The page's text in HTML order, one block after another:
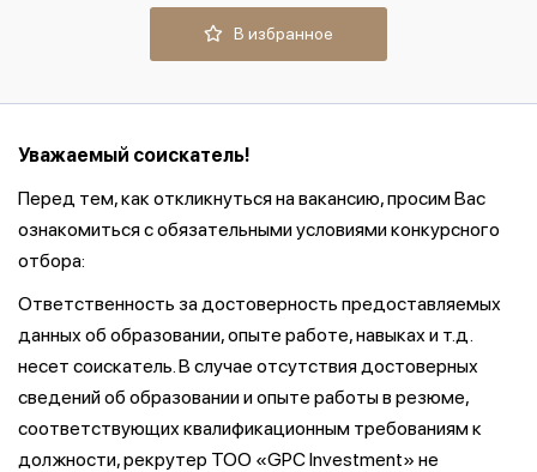
В избранное
Уважаемый соискатель!
Перед тем, как откликнуться на вакансию, просим Вас
ознакомиться с обязательными условиями конкурсного
отбора:
Ответственность за достоверность предоставляемых
данных об образовании, опыте работе, навыках и т.д.
несет соискатель. В случае отсутствия достоверных
сведений об образовании и опыте работы в резюме,
соответствующих квалификационным требованиям к
должности, рекрутер ТОО «GPC Investment» не